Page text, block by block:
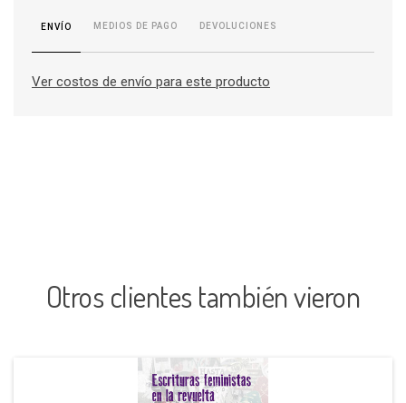
ENVÍO MEDIOS DE PAGO DEVOLUCIONES
Ver costos de envío para este producto
Otros clientes también vieron